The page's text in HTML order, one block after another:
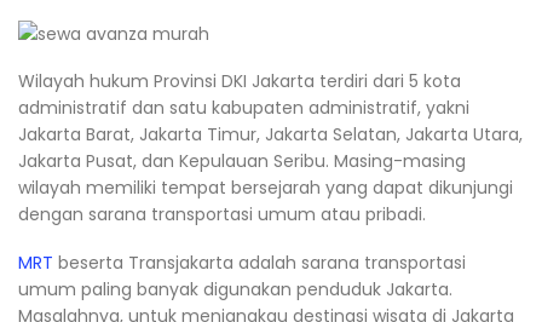
Wilayah hukum Provinsi DKI Jakarta terdiri dari 5 kota
administratif dan satu kabupaten administratif, yakni
Jakarta Barat, Jakarta Timur, Jakarta Selatan, Jakarta Utara,
Jakarta Pusat, dan Kepulauan Seribu. Masing-masing
wilayah memiliki tempat bersejarah yang dapat dikunjungi
dengan sarana transportasi umum atau pribadi.
MRT beserta Transjakarta adalah sarana transportasi
umum paling banyak digunakan penduduk Jakarta.
Masalahnya, untuk menjangkau destinasi wisata di Jakarta